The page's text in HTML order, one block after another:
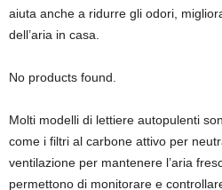
aiuta anche a ridurre gli odori,
dell’aria in casa.
No products found.
Molti modelli di lettiere autopulenti
come i filtri al carbone attivo per
ventilazione per mantenere l’aria
permettono di monitorare e